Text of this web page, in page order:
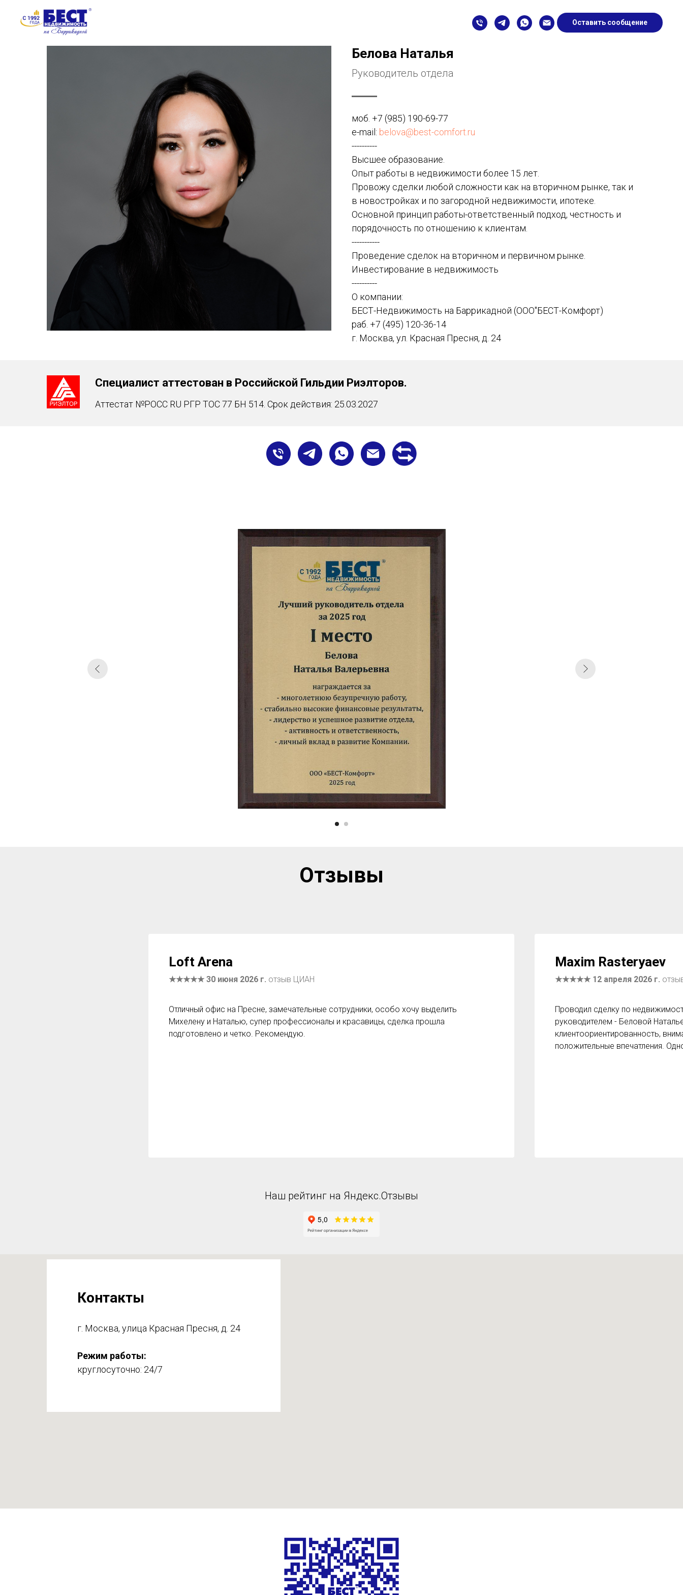
Оставить сообщение
Белова Наталья
Руководитель отдела
моб. +7 (985) 190-69-77
e-mail: belova@best-comfort.ru
----------
Высшее образование.
Опыт работы в недвижимости более 15 лет.
Провожу сделки любой сложности как на вторичном рынке, так и
в новостройках и по загородной недвижимости, ипотеке.
Основной принцип работы-ответственный подход, честность и
порядочность по отношению к клиентам.
-----------
Проведение сделок на вторичном и первичном рынке.
Инвестирование в недвижимость
----------
О компании:
БЕСТ-Недвижимость на Баррикадной (ООО"БЕСТ-Комфорт)
раб. +7 (495) 120-36-14
г. Москва, ул. Красная Пресня, д. 24
Специалист аттестован в Российской Гильдии Риэлторов.
Аттестат №РОСС RU РГР ТОС 77 БН 514. Срок действия: 25.03.2027
Отзывы
LoftArena
★★★★★ 30 июня 2026 г. отзыв ЦИАН
Отличный офис на Пресне, замечательные сотрудники, особо хочу выделить
Михелену и Наталью, супер профессионалы и красавицы, сделка прошла
подготовлено и четко. Рекомендую.
Maxim Rasteryaev
★★★★★ 12 апреля 2026 г.
Проводил сделку по
руководителем - Беловой
клиентоориентированность,
положительные впечатления.
Наш рейтинг на Яндекс.Отзывы
Контакты
г. Москва, улица Красная Пресня, д. 24
Режим работы:
круглосуточно: 24/7